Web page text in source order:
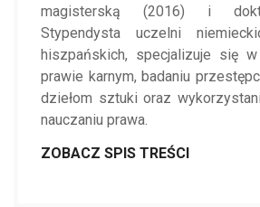
magisterską (2016) i
Stypendysta uczelni
hiszpańskich, specjalizuje się w
prawie karnym, badaniu
dziełom sztuki oraz
nauczaniu prawa.
ZOBACZ SPIS TREŚCI